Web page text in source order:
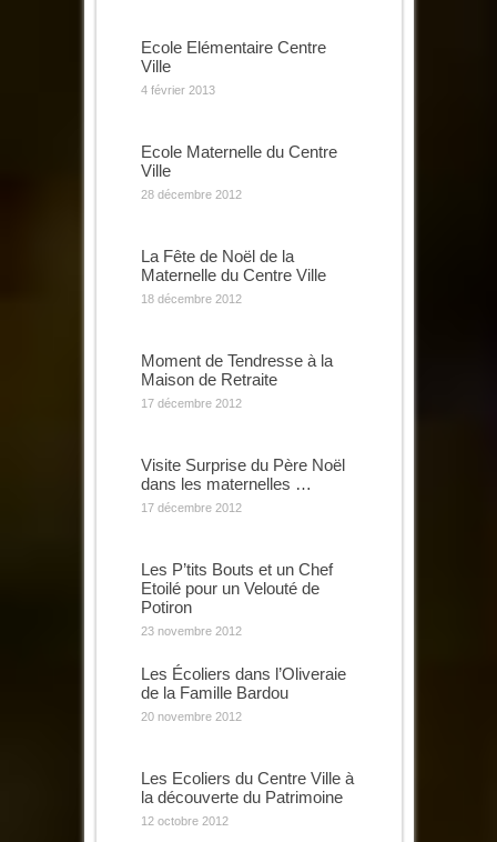
Ecole Elémentaire Centre
Ville
4 février 2013
Ecole Maternelle du Centre
Ville
28 décembre 2012
La Fête de Noël de la
Maternelle du Centre Ville
18 décembre 2012
Moment de Tendresse à la
Maison de Retraite
17 décembre 2012
Visite Surprise du Père Noël
dans les maternelles …
17 décembre 2012
Les P’tits Bouts et un Chef
Etoilé pour un Velouté de
Potiron
23 novembre 2012
Les Écoliers dans l’Oliveraie
de la Famille Bardou
20 novembre 2012
Les Ecoliers du Centre Ville à
la découverte du Patrimoine
12 octobre 2012